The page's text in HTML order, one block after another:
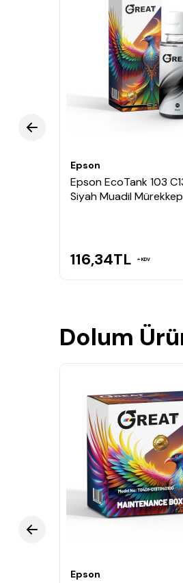
Ortam İşleme
Epson
Epson EcoTank 103
Siyah Muadil Mürekkep
116,34TL KDV
Dolum
Epson